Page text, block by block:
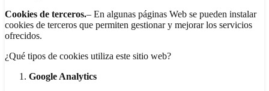
Cookies de terceros.– En algunas páginas Web se pueden instalar
cookies de terceros que permiten gestionar y mejorar los servicios
ofrecidos.
¿Qué tipos de cookies utiliza este sitio web?
Google Analytics